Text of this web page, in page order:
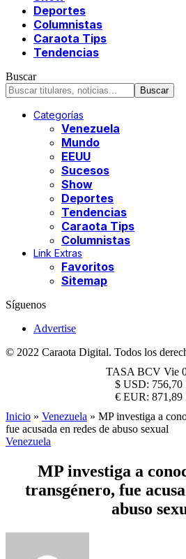
Deportes
Columnistas
Caraota Tips
Tendencias
Buscar
Categorías
Venezuela
Mundo
EEUU
Sucesos
Show
Deportes
Tendencias
Caraota Tips
Columnistas
Link Extras
Favoritos
Sitemap
Síguenos
Advertise
© 2022 Caraota Digital. Todos los
TASA BCV Vie
$ USD: 756,70
€ EUR: 871,89
Inicio » Venezuela » MP investiga a
fue acusada en redes de abuso sexual
Venezuela
MP investiga a
transgénero, fue
abuso